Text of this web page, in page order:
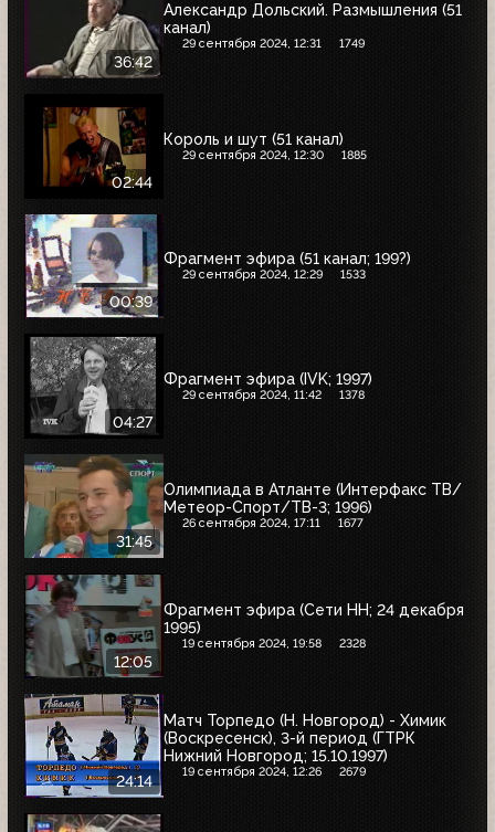
36:42
Александр Дольский. Размышления (51
канал)
29 сентября 2024, 12:31 1749
02:44
Король и шут (51 канал)
29 сентября 2024, 12:30 1885
00:39
Фрагмент эфира (51 канал; 199?)
29 сентября 2024, 12:29 1533
04:27
Фрагмент эфира (IVK; 1997)
29 сентября 2024, 11:42 1378
31:45
Олимпиада в Атланте (Интерфакс ТВ/
Метеор-Спорт/ТВ-3; 1996)
26 сентября 2024, 17:11 1677
12:05
Фрагмент эфира (Сети НН; 24 декабря
1995)
19 сентября 2024, 19:58 2328
24:14
Матч Торпедо (Н. Новгород) - Химик
(Воскресенск), 3-й период (ГТРК
Нижний Новгород; 15.10.1997)
19 сентября 2024, 12:26 2679